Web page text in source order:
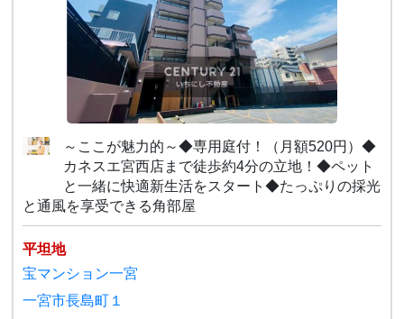
～ここが魅力的～◆専用庭付！（月額520円）◆
カネスエ宮西店まで徒歩約4分の立地！◆ペット
と一緒に快適新生活をスタート◆たっぷりの採光
と通風を享受できる角部屋
平坦地
宝マンション一宮
一宮市長島町１